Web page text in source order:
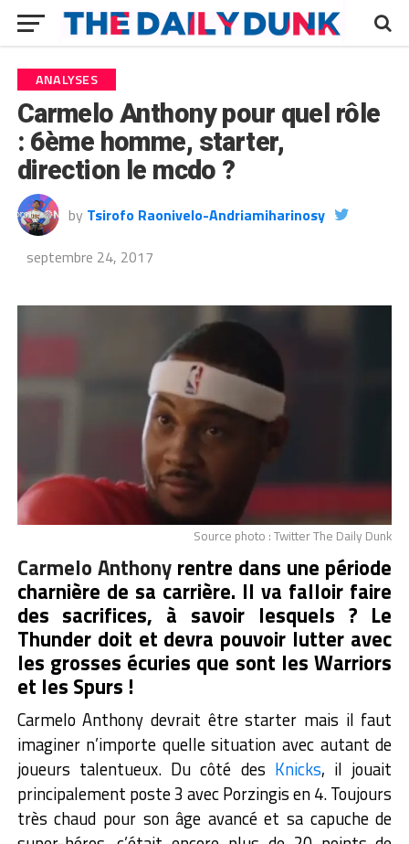
ANALYSES
Carmelo Anthony pour quel rôle
: 6ème homme, starter,
direction le mcdo ?
by Tsirofo Raonivelo-Andriamiharinosy
septembre 24, 2017
Source photo : Twitter The Daily Dunk
Carmelo Anthonyrentre dans une période
charnière de sa carrière. Il va falloir faire
des sacrifices, à savoir lesquels ? Le
Thunder doit et devra pouvoir lutter avec
les grosses écuries que sont les Warriors
et les Spurs !
Carmelo Anthony devrait être starter mais il faut
imaginer n’importe quelle situation avec autant de
joueurs talentueux. Du côté des Knicks, il jouait
principalement poste 3 avec Porzingis en 4. Toujours
très chaud pour son âge avancé et sa capuche de